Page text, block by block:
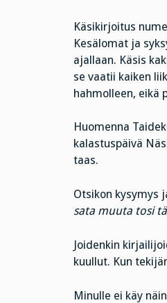
Käsikirjoitus
Kesälomat ja
ajallaan. Käsis
se vaatii kaiken
hahmolleen, eikä
Huomenna
kalastuspäivä
taas.
Otsikon kysymys
sata muuta tosi
Joidenkin
kuullut. Kun
Minulle ei käy